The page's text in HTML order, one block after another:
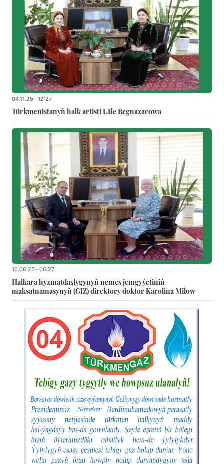
04.11.25 - 12:27
Türkmenistanyň halk artisti Läle Begnazarowa
10.06.25 - 06:27
Halkara hyzmatdaşlygynyň nemes jemgyýetiniň
maksatnamasynyň (GIZ) direktory doktor Karolina Milow